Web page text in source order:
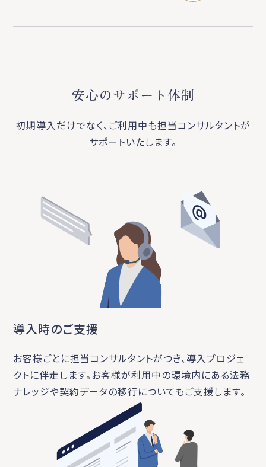
安心のサポート体制
初期導入だけでなく、ご利用中も担当コンサルタントが
サポートいたします。
導入時のご支援
お客様ごとに担当コンサルタントがつき、導入プロジェ
クトに伴走します。お客様が利用中の環境内にある法務
ナレッジや契約データの移行についてもご支援します。